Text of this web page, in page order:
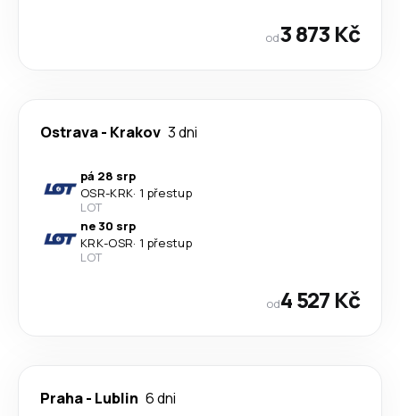
od3 873 Kč
Ostrava- Krakov 3 dni
pá 28 srp
OSR-KRK· 1 přestup
LOT
ne 30 srp
KRK-OSR· 1 přestup
LOT
od4 527 Kč
Praha- Lublin 6 dni